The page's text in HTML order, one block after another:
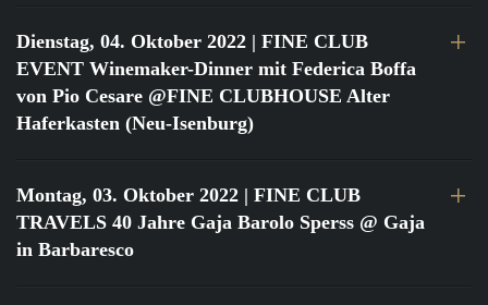
Dienstag, 04. Oktober 2022 | FINE CLUB
EVENT Winemaker-Dinner mit Federica Boffa
von Pio Cesare @FINE CLUBHOUSE Alter
Haferkasten (Neu-Isenburg)
Montag, 03. Oktober 2022 | FINE CLUB
TRAVELS 40 Jahre Gaja Barolo Sperss @ Gaja
in Barbaresco